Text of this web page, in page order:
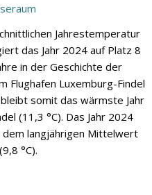
Jahrestemperatur
das Jahr 2024 auf Platz 8
in der Geschichte der
Flughafen Luxemburg-Findel
somit das wärmste Jahr
(11,3 °C). Das Jahr 2024
dem langjährigen Mittelwert
°C).